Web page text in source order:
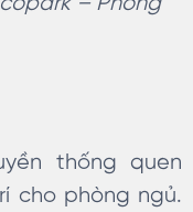
thống quen
cho phòng ngủ.